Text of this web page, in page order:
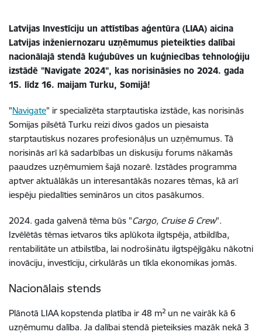
Latvijas Investīciju un attīstības aģentūra (LIAA) aicina
Latvijas inženiernozaru uzņēmumus pieteikties dalībai
nacionālajā stendā kuģubūves un kuģniecības tehnoloģiju
izstādē "Navigate 2024", kas norisināsies no 2024. gada
15. līdz 16. maijam Turku, Somijā!
"Navigate" ir specializēta starptautiska izstāde, kas norisinās
Somijas pilsētā Turku reizi divos gados un piesaista
starptautiskus nozares profesionāļus un uzņēmumus. Tā
norisinās arī kā sadarbības un diskusiju forums nākamās
paaudzes uzņēmumiem šajā nozarē. Izstādes programma
aptver aktuālākās un interesantākās nozares tēmas, kā arī
iespēju piedalīties semināros un citos pasākumos.
2024. gada galvenā tēma būs "Cargo, Cruise & Crew".
Izvēlētās tēmas ietvaros tiks aplūkota ilgtspēja, atbildība,
rentabilitāte un atbilstība, lai nodrošinātu ilgtspējīgāku nākotni
inovāciju, investīciju, cirkulārās un tīkla ekonomikas jomās.
Nacionālais stends
Plānotā LIAA kopstenda platība ir 48 m2 un ne vairāk kā 6
uzņēmumu dalība. Ja dalībai stendā pieteiksies mazāk nekā 3